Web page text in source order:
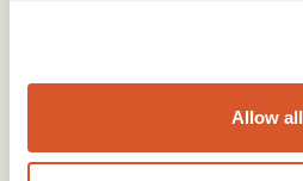
Allow all
Snarveier